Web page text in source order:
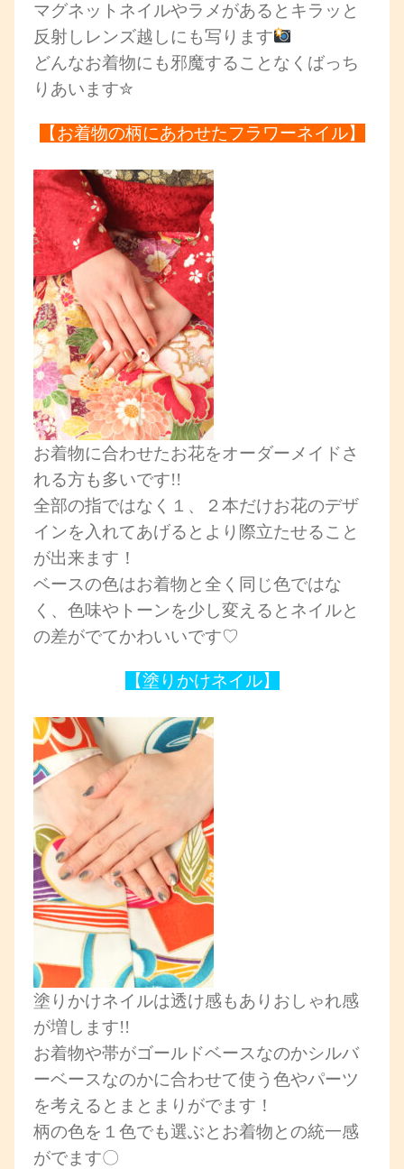
マグネットネイルやラメがあるとキラッと
反射しレンズ越しにも写ります
どんなお着物にも邪魔することなくばっち
りあいます✮
【お着物の柄にあわせたフラワーネイル】
お着物に合わせたお花をオーダーメイドさ
れる方も多いです!!
全部の指ではなく１、２本だけお花のデザ
インを入れてあげるとより際立たせること
が出来ます！
ベースの色はお着物と全く同じ色ではな
く、色味やトーンを少し変えるとネイルと
の差がでてかわいいです♡
【塗りかけネイル】
塗りかけネイルは透け感もありおしゃれ感
が増します!!
お着物や帯がゴールドベースなのかシルバ
ーベースなのかに合わせて使う色やパーツ
を考えるとまとまりがでます！
柄の色を１色でも選ぶとお着物との統一感
がでます〇